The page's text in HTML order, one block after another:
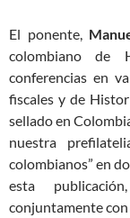
El ponente,
colombiano de
conferencias en
fiscales y de
sellado en
nuestra
colombianos” en
esta
conjuntamente